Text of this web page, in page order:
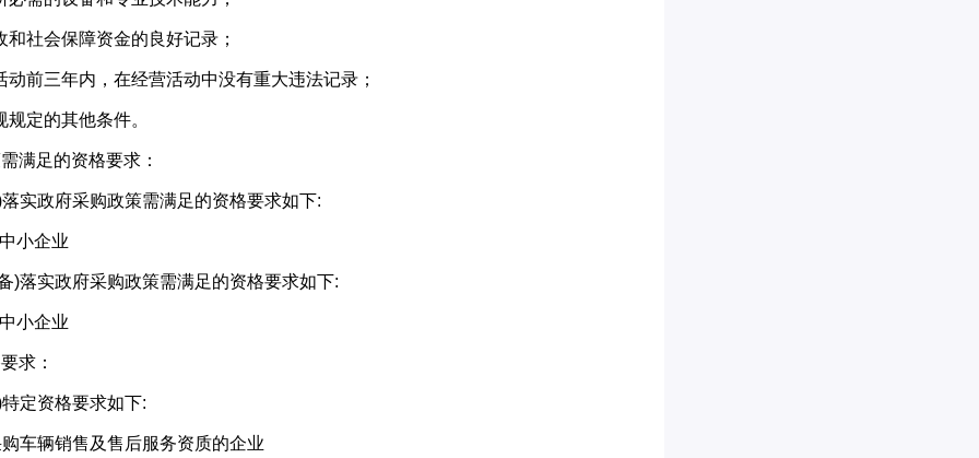
社会保障资金的良好记录；
前三年内，在经营活动中没有重大违法记录；
定的其他条件。
满足的资格要求：
实政府采购政策需满足的资格要求如下:
小企业
)落实政府采购政策需满足的资格要求如下:
小企业
求：
定资格要求如下:
车辆销售及售后服务资质的企业